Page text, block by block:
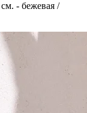
- бежевая /